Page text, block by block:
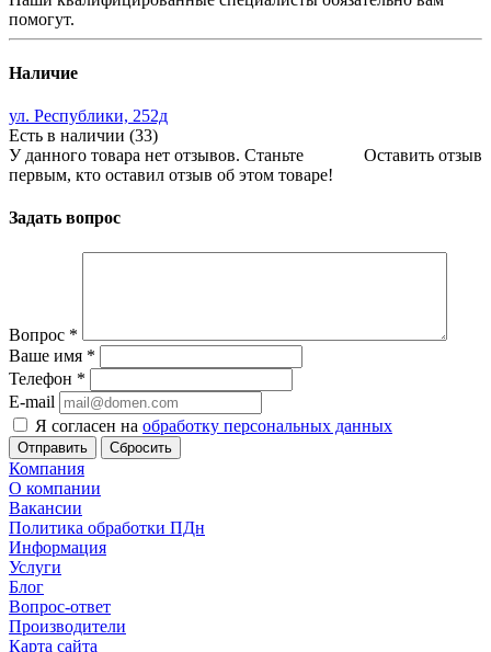
помогут.
Наличие
ул. Республики, 252д
Есть в наличии (33)
Оставить отзыв
У данного товара нет отзывов. Станьте
первым, кто оставил отзыв об этом товаре!
Задать вопрос
Вопрос *
Ваше имя *
Телефон *
E-mail
Я согласен на обработку персональных данных
Сбросить
Компания
О компании
Вакансии
Политика обработки ПДн
Информация
Услуги
Блог
Вопрос-ответ
Производители
Карта сайта